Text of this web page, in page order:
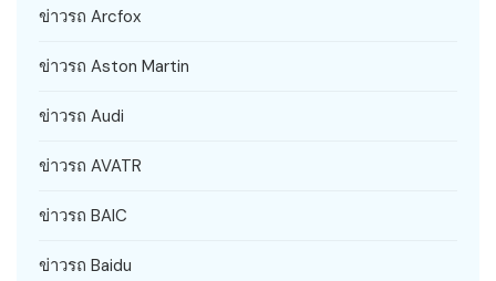
ข่าวรถ Arcfox
ข่าวรถ Aston Martin
ข่าวรถ Audi
ข่าวรถ AVATR
ข่าวรถ BAIC
ข่าวรถ Baidu